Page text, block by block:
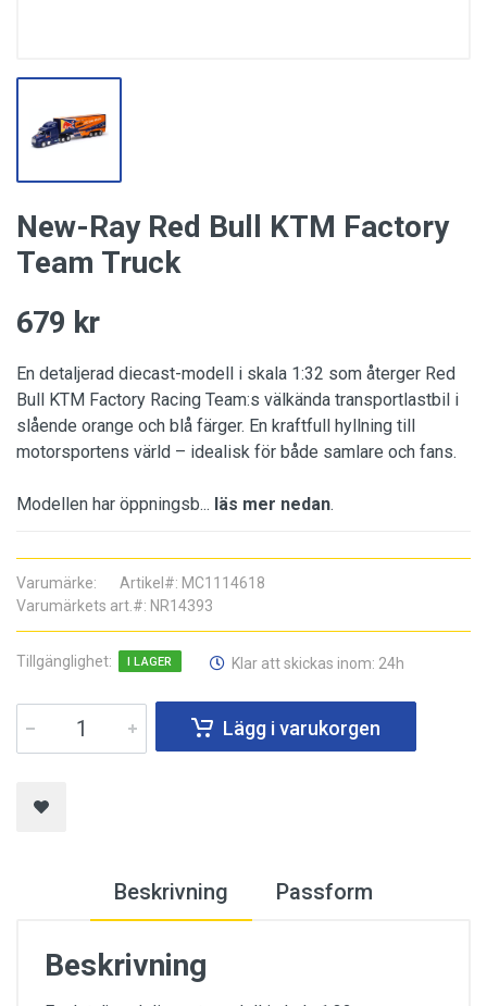
New-Ray Red Bull KTM Factory
Team Truck
679 kr
En detaljerad diecast-modell i skala 1:32 som återger Red
Bull KTM Factory Racing Team:s välkända transportlastbil i
slående orange och blå färger. En kraftfull hyllning till
motorsportens värld – idealisk för både samlare och fans.
Modellen har öppningsb... läs mer nedan.
Varumärke: Artikel#: MC1114618
Varumärkets art.#: NR14393
Tillgänglighet: I LAGER Klar att skickas inom: 24h
Lägg i varukorgen
Beskrivning Passform
Beskrivning